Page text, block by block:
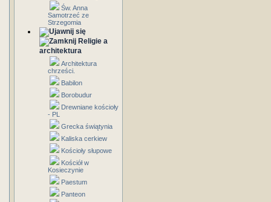
Św. Anna
Samotrzeć ze
Strzegomia
Religie a
architektura
Architektura
chrześci.
Babilon
Borobudur
Drewniane kościoły
- PL
Grecka świątynia
Kaliska cerkiew
Kościoły słupowe
Kościół w
Kosieczynie
Paestum
Panteon